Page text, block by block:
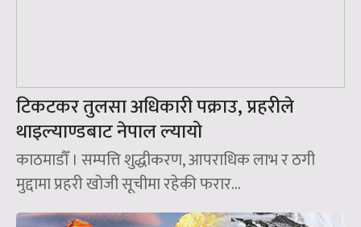
टिकटकर तुलसा अधिकारी पक्राउ, प्रहरीले
थाइल्याण्डबाट नेपाल ल्यायो
काठमाडौँ । सम्पत्ति शुद्धीकरण, आपराधिक लाभ र ठगी
मुद्दामा प्रहरी खोजी सूचीमा रहेकी फरार...